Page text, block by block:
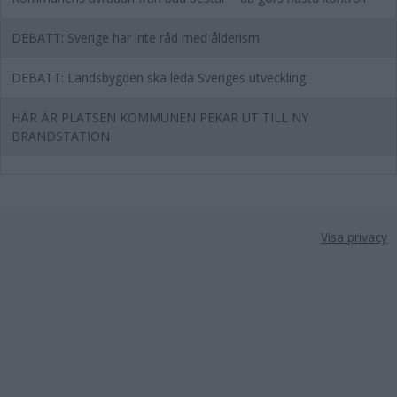
DEBATT: Sverige har inte råd med ålderism
DEBATT: Landsbygden ska leda Sveriges utveckling
HÄR ÄR PLATSEN KOMMUNEN PEKAR UT TILL NY
BRANDSTATION
Visa privacy